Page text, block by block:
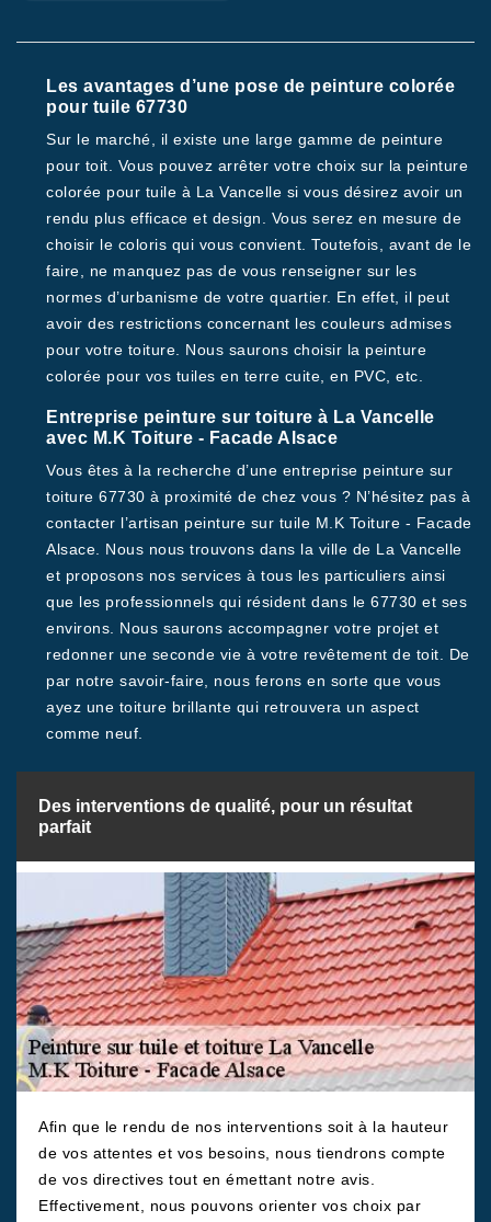
Les avantages d’une pose de peinture colorée
pour tuile 67730
Sur le marché, il existe une large gamme de peinture
pour toit. Vous pouvez arrêter votre choix sur la peinture
colorée pour tuile à La Vancelle si vous désirez avoir un
rendu plus efficace et design. Vous serez en mesure de
choisir le coloris qui vous convient. Toutefois, avant de le
faire, ne manquez pas de vous renseigner sur les
normes d’urbanisme de votre quartier. En effet, il peut
avoir des restrictions concernant les couleurs admises
pour votre toiture. Nous saurons choisir la peinture
colorée pour vos tuiles en terre cuite, en PVC, etc.
Entreprise peinture sur toiture à La Vancelle
avec M.K Toiture - Facade Alsace
Vous êtes à la recherche d’une entreprise peinture sur
toiture 67730 à proximité de chez vous ? N’hésitez pas à
contacter l’artisan peinture sur tuile M.K Toiture - Facade
Alsace. Nous nous trouvons dans la ville de La Vancelle
et proposons nos services à tous les particuliers ainsi
que les professionnels qui résident dans le 67730 et ses
environs. Nous saurons accompagner votre projet et
redonner une seconde vie à votre revêtement de toit. De
par notre savoir-faire, nous ferons en sorte que vous
ayez une toiture brillante qui retrouvera un aspect
comme neuf.
Des interventions de qualité, pour un résultat
parfait
Afin que le rendu de nos interventions soit à la hauteur
de vos attentes et vos besoins, nous tiendrons compte
de vos directives tout en émettant notre avis.
Effectivement, nous pouvons orienter vos choix par